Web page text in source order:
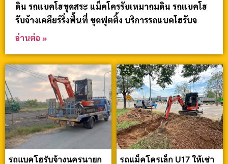
ดิน รถแบคโฮขุดสระ แม็คโครรับเหมาถมดิน รถแบคโฮ
รับจ้างเคลียร์ริ่งพื้นที่ ขุดฟุตติ้ง บริการรถแบคโฮรับจ
อ่านต่อ »
รถแบคโฮรับจ้างนครนายก
รถแม็คโครเล็ก U17 ให้เช่า